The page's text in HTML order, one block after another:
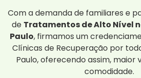
Com a demanda de familiares e
de Tratamentos de Alto Nível
Paulo, firmamos um
Clínicas de Recuperação por
Paulo, oferecendo assim, maior
comodidade.